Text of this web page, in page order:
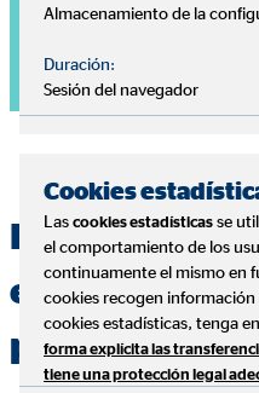
Especialistas
eficiente de
personales
Almacenamiento de la
Duración:
Sesión del navegador
Cookies
Las cookies estadísticas se
el comportamiento de los
continuamente el mismo en
cookies recogen información
cookies estadísticas, tenga
forma explícita las
tiene una protección legal